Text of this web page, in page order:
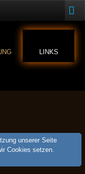
LINKS
unserer Seite
Cookies setzen.